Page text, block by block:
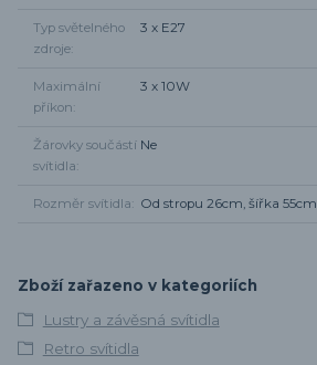
Typ světelného
zdroje
3 x E27
Maximální
příkon
3 x 10W
Žárovky součástí
svítidla
Ne
Rozměr svítidla Od stropu 26cm, šířka 55cm
Zboží zařazeno v kategoriích
Lustry a závěsná svítidla
Retro svítidla